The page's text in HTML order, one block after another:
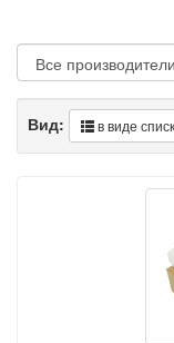
Вид: в виде